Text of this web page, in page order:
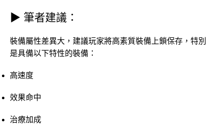
▶ 筆者建議：
裝備屬性差異大，建議玩家將高素質裝備上鎖保存，特別
是具備以下特性的裝備：
高速度
效果命中
治療加成